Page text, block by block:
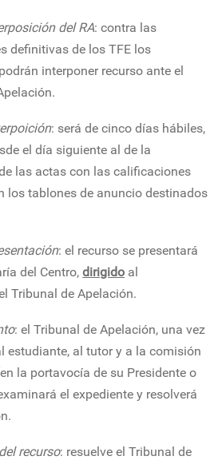
del RA: contra las
definitivas de los TFE los
interponer recurso ante el
: será de cinco días hábiles,
el día siguiente al de la
las actas con las calificaciones
los tablones de anuncio destinados
: el recurso se presentará
del Centro,dirigido al
Tribunal de Apelación.
: el Tribunal de Apelación, una vez
estudiante, al tutor y a la comisión
la portavocía de su Presidente o
el expediente y resolverá
recurso: resuelve el Tribunal de